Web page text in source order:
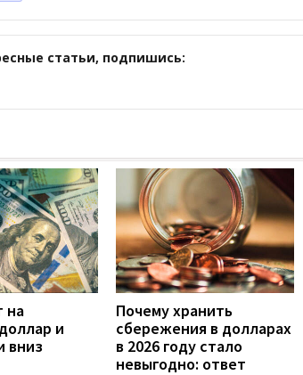
статьи, подпишись:
на
и
вниз
Почему хранить
сбережения в долларах
в 2026 году стало
невыгодно: ответ